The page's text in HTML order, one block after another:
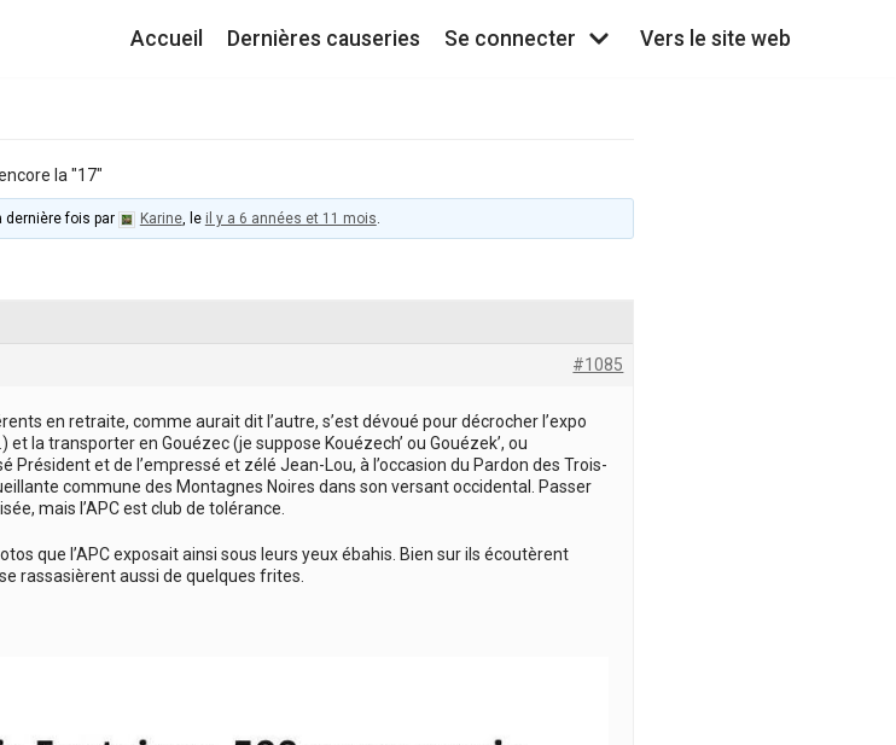
Accueil Dernières causeries Se connecter Vers le site web
la "17"
dernière fois par Karine, le il y a 6 années et 11 mois.
#1085
en retraite, comme aurait dit l’autre, s’est dévoué pour décrocher l’expo
la transporter en Gouézec (je suppose Kouézech’ ou Gouézek’, ou
Président et de l’empressé et zélé Jean-Lou, à l’occasion du Pardon des Trois-
commune des Montagnes Noires dans son versant occidental. Passer
mais l’APC est club de tolérance.
que l’APC exposait ainsi sous leurs yeux ébahis. Bien sur ils écoutèrent
rassasièrent aussi de quelques frites.